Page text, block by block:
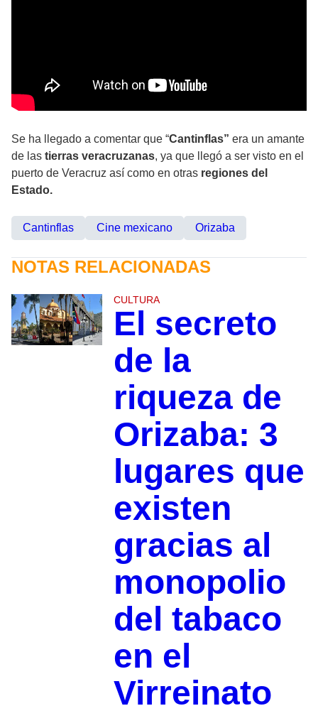
Se ha llegado a comentar que “Cantinflas” era un amante
de las tierras veracruzanas, ya que llegó a ser visto en el
puerto de Veracruz así como en otras regiones del
Estado.
Cantinflas Cine mexicano Orizaba
NOTAS RELACIONADAS
CULTURA
El secreto
de la
riqueza de
Orizaba: 3
lugares que
existen
gracias al
monopolio
del tabaco
en el
Virreinato